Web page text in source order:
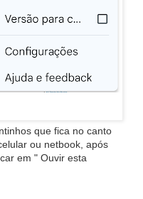
que fica no canto
ou netbook, após
em " Ouvir esta